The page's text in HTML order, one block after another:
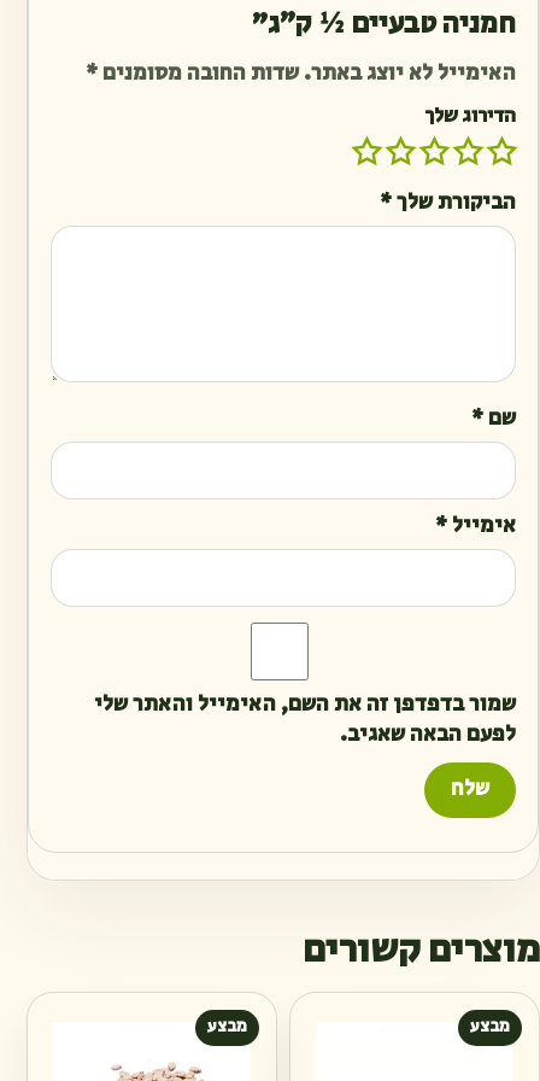
חמניה טבעיים ½ ק״ג”
האימייל לא יוצג באתר.שדות החובה מסומנים*
הדירוג שלך
הביקורת שלך*
שם*
אימייל*
שמור בדפדפן זה את השם, האימייל והאתר שלי
לפעם הבאה שאגיב.
מוצרים קשורים
מבצע מבצע